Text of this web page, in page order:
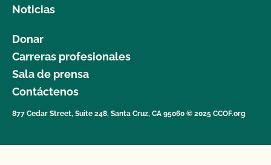
Noticias
Donar
Carreras profesionales
Sala de prensa
Contáctenos
877 Cedar Street, Suite 248, Santa Cruz, CA 95060 © 2025 CCOF.org